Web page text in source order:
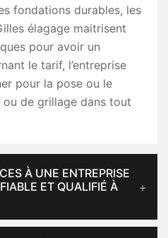
fondations durables, les
élagage maitrisent
pour avoir un
le tarif, l’entreprise
pour la pose ou le
de grillage dans tout
À UNE ENTREPRISE
ET QUALIFIÉ À